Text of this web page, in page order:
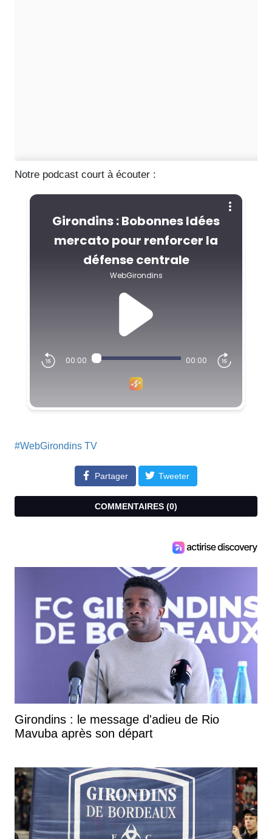
Notre podcast court à écouter :
#WebGirondins TV
Partager Tweeter
COMMENTAIRES (0)
Girondins : le message d'adieu de Rio
Mavuba après son départ